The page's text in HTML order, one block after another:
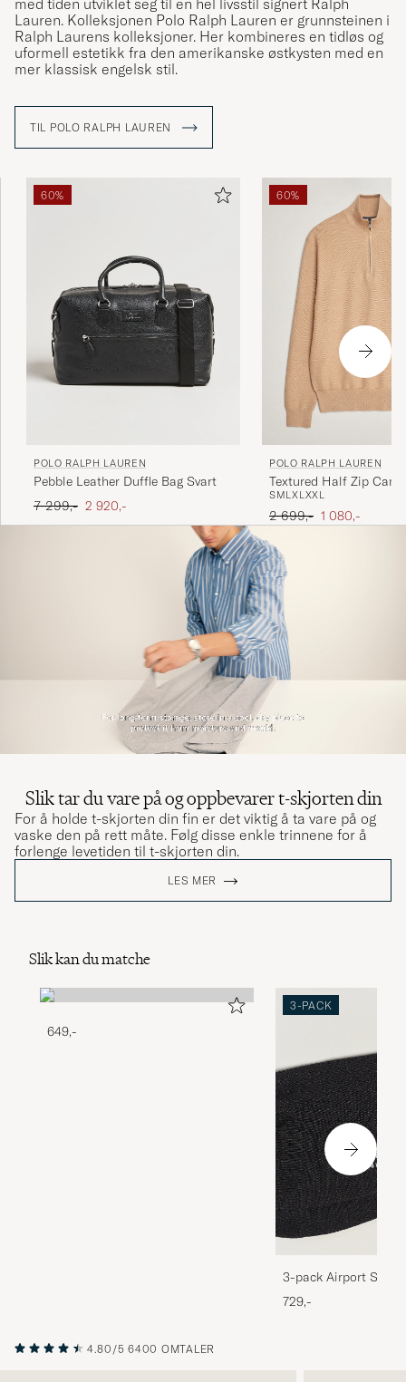
med tiden utviklet seg til en hel livsstil signert Ralph
Lauren. Kolleksjonen Polo Ralph Lauren er grunnsteinen i
Ralph Laurens kolleksjoner. Her kombineres en tidløs og
uformell estetikk fra den amerikanske østkysten med en
mer klassisk engelsk stil.
TIL POLO RALPH LAUREN
60%
POLO RALPH LAUREN
Pebble Leather Duffle Bag Svart
Ordinær pris
7 299,- Nedsatt pris
2 920,-
60%
POLO RALPH LAUREN
Textured Half Zip
SMLXLXXL
Ordinær pris
2 699,- Nedsatt pris
1 080,-
Slik tar du vare på og oppbevarer t-skjorten din
For å holde t-skjorten din fin er det viktig å ta vare på og
vaske den på rett måte. Følg disse enkle trinnene for å
forlenge levetiden til t-skjorten din.
LES MER
Slik kan du matche
649,-
3-PACK
3-pack Airport
Melange
729,-
4.80/5 6400 OMTALER